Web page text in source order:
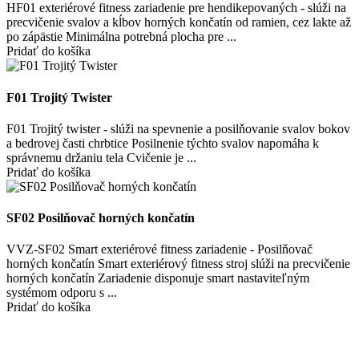
HF01 exteriérové fitness zariadenie pre hendikepovaných - slúži na
precvičenie svalov a kĺbov horných končatín od ramien, cez lakte až
po zápästie Minimálna potrebná plocha pre ...
Pridať do košíka
F01 Trojitý Twister
F01 Trojitý twister - slúži na spevnenie a posilňovanie svalov bokov
a bedrovej časti chrbtice Posilnenie týchto svalov napomáha k
správnemu držaniu tela Cvičenie je ...
Pridať do košíka
SF02 Posilňovač horných končatín
VVZ-SF02 Smart exteriérové fitness zariadenie - Posilňovač
horných končatín Smart exteriérový fitness stroj slúži na precvičenie
horných končatín Zariadenie disponuje smart nastaviteľným
systémom odporu s ...
Pridať do košíka